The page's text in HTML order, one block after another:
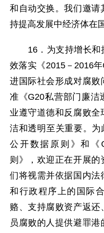
和自动交换。我们邀请
持提高发展中经济体在
16．为支持增长和
效落实《2015－2016
进国际社会形成对腐
准《G20私营部门廉洁
业遵守道德和反腐败
洁和透明至关重要。
公开数据原则》和《
则》，欢迎正在开展
们将视需并依据国内
和行政程序上的国际
赂、支持腐败资产返
员腐败的人提供避罪